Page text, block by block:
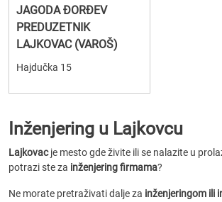
JAGODA ĐORĐEV
PREDUZETNIK
LAJKOVAC (VAROŠ)
Hajdučka 15
Inženjering u Lajkovcu
Lajkovacje mesto gde živite ili se nalazite u
potrazi ste za inženjering firmama?
Ne morate pretraživati dalje za inženjeringom ili